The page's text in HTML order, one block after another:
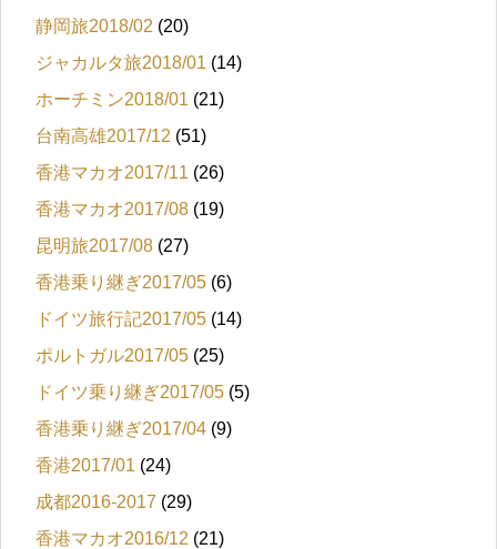
静岡旅2018/02 (20)
ジャカルタ旅2018/01 (14)
ホーチミン2018/01 (21)
台南高雄2017/12 (51)
香港マカオ2017/11 (26)
香港マカオ2017/08 (19)
昆明旅2017/08 (27)
香港乗り継ぎ2017/05 (6)
ドイツ旅行記2017/05 (14)
ポルトガル2017/05 (25)
ドイツ乗り継ぎ2017/05 (5)
香港乗り継ぎ2017/04 (9)
香港2017/01 (24)
成都2016-2017 (29)
香港マカオ2016/12 (21)